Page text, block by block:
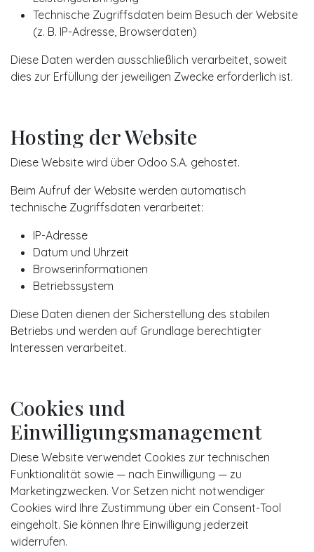
Technische Zugriffsdaten beim Besuch der Website
(z. B. IP-Adresse, Browserdaten)
Diese Daten werden ausschließlich verarbeitet, soweit
dies zur Erfüllung der jeweiligen Zwecke erforderlich ist.
Hosting der Website
Diese Website wird über Odoo S.A. gehostet.
Beim Aufruf der Website werden automatisch
technische Zugriffsdaten verarbeitet:
IP-Adresse
Datum und Uhrzeit
Browserinformationen
Betriebssystem
Diese Daten dienen der Sicherstellung des stabilen
Betriebs und werden auf Grundlage berechtigter
Interessen verarbeitet.
Cookies und
Einwilligungsmanagement
Diese Website verwendet Cookies zur technischen
Funktionalität sowie — nach Einwilligung — zu
Marketingzwecken. Vor Setzen nicht notwendiger
Cookies wird Ihre Zustimmung über ein Consent-Tool
eingeholt. Sie können Ihre Einwilligung jederzeit
widerrufen.